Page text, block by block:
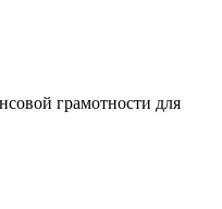
грамотности для